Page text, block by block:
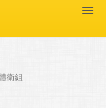
衛組